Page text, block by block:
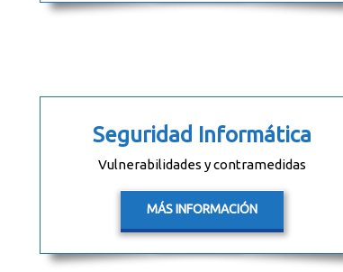
Seguridad Informática
Vulnerabilidades y contramedidas
MÁS INFORMACIÓN